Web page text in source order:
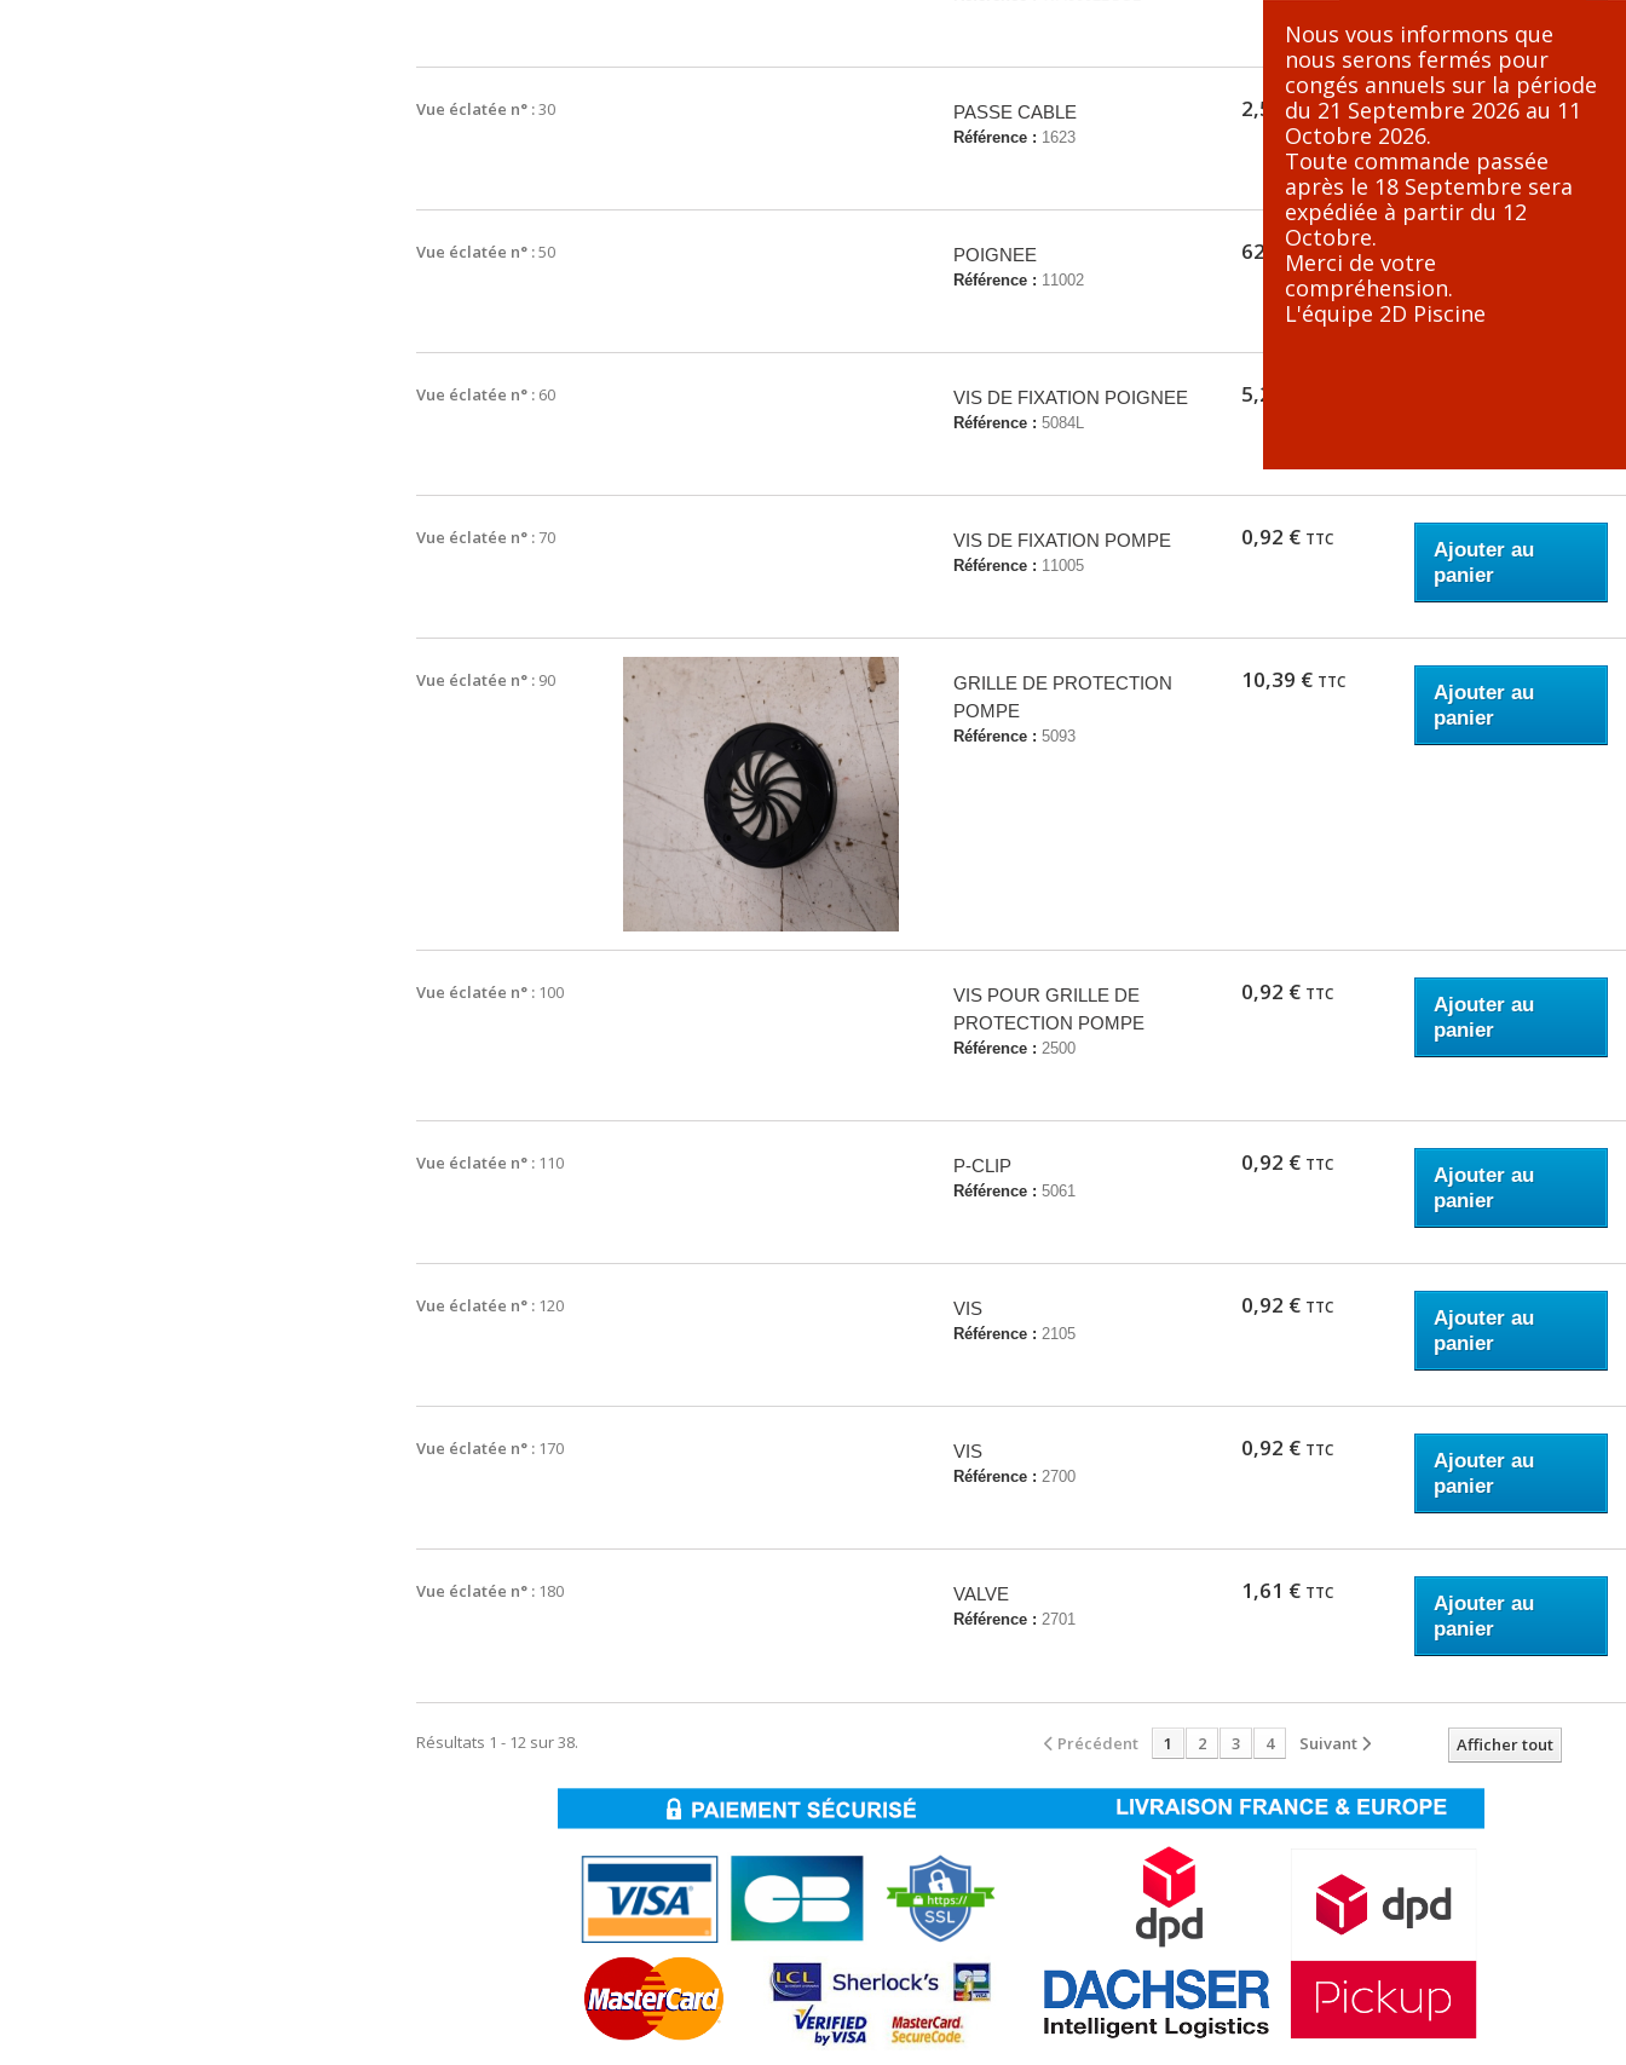
Vue éclatée n° :30 PASSE CABLE
Référence : 1623
2,59 € TTC
Ajouter au
Vue éclatée n° :50 POIGNEE
Référence : 11002
62,38 € TTC
Ajouter au
panier
Vue éclatée n° :60 VIS DE FIXATION POIGNEE
Référence : 5084L
5,20 €
Vue éclatée n° :70 VIS DE FIXATION POMPE
Référence : 11005
0,92 € TTC
Ajouter au
panier
Vue éclatée n° :90
GRILLE DE PROTECTION
POMPE
Référence : 5093
10,39 € TTC
Ajouter au
panier
Vue éclatée n° :100
VIS POUR GRILLE DE
PROTECTION POMPE
Référence : 2500
0,92 € TTC
Ajouter au
panier
Vue éclatée n° :110 P-CLIP
Référence : 5061
0,92 € TTC
Ajouter au
panier
Vue éclatée n° :120 VIS
Référence : 2105
0,92 € TTC
Ajouter au
panier
Vue éclatée n° :170 VIS
Référence : 2700
0,92 € TTC
Ajouter au
panier
Vue éclatée n° :180 VALVE
Référence : 2701
1,61 € TTC
Ajouter au
panier
Afficher tout
Précédent 1 2 3 4 Suivant
Résultats 1 - 12 sur 38.
Nous vous informons que
nous serons fermés pour
congés annuels sur la période
du 21 Septembre 2026 au 11
Octobre 2026.
Toute commande passée
après le 18 Septembre sera
expédiée à partir du 12
Octobre.
Merci de votre
compréhension.
L'équipe 2D Piscine